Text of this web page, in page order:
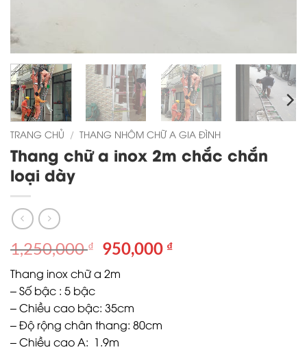
TRANG CHỦ / THANG NHÔM CHỮ A GIA ĐÌNH
Thang chữ a inox 2m chắc chắn
loại dày
1,250,000₫
Giá
là:
950,000 ₫Giá
Thang inox chữ a 2m
– Số bậc : 5 bậc
– Chiều cao bậc: 35cm
– Độ rộng chân thang: 80cm
– Chiều cao A: 1.9m